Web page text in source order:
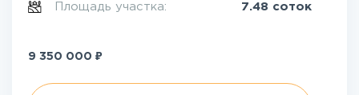
Площадь участка: 7.48 соток
9 350 000 ₽